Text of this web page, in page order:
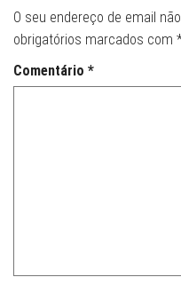
O seu endereço de email
obrigatórios marcados com
Comentário *